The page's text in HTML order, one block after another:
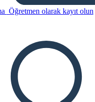
Öğretmen olarak kayıt olun
kopyala
OLUŞTUR